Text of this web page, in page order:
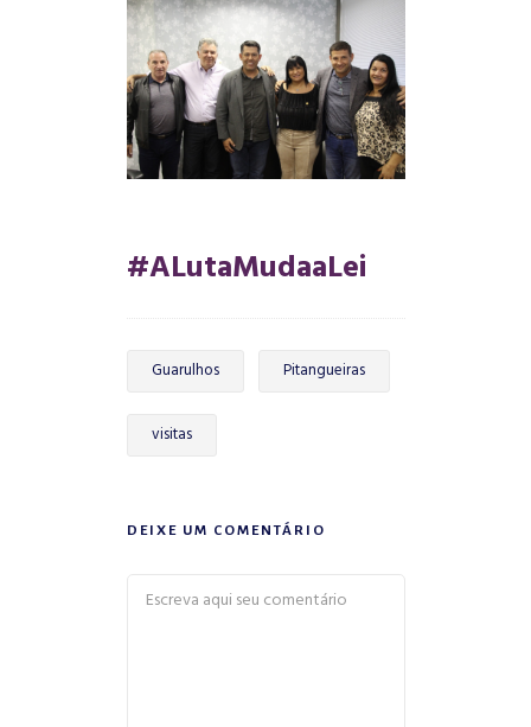
#ALutaMudaaLei
Guarulhos Pitangueiras
visitas
DEIXE UM COMENTÁRIO